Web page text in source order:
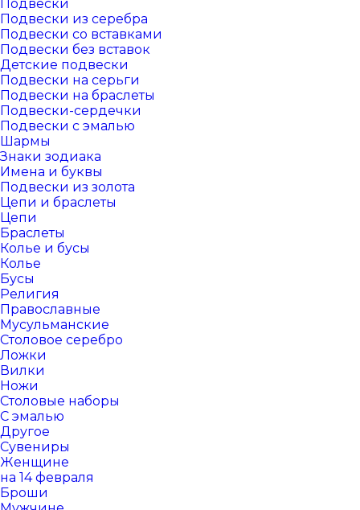
Подвески
Подвески из серебра
Подвески со вставками
Подвески без вставок
Детские подвески
Подвески на серьги
Подвески на браслеты
Подвески-сердечки
Подвески с эмалью
Шармы
Знаки зодиака
Имена и буквы
Подвески из золота
Цепи и браслеты
Цепи
Браслеты
Колье и бусы
Колье
Бусы
Религия
Православные
Мусульманские
Столовое серебро
Ложки
Вилки
Ножи
Столовые наборы
С эмалью
Другое
Сувениры
Женщине
на 14 февраля
Броши